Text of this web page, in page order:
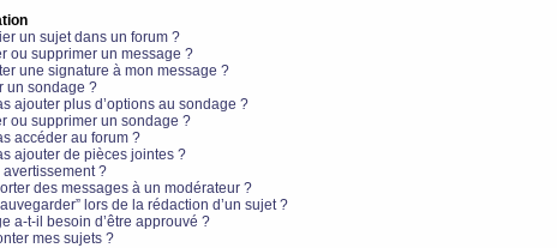
un sujet dans un forum ?
ou supprimer un message ?
une signature à mon message ?
un sondage ?
ajouter plus d’options au sondage ?
ou supprimer un sondage ?
accéder au forum ?
ajouter de pièces jointes ?
?
des messages à un modérateur ?
lors de la rédaction d’un sujet ?
a-t-il besoin d’être approuvé ?
mes sujets ?